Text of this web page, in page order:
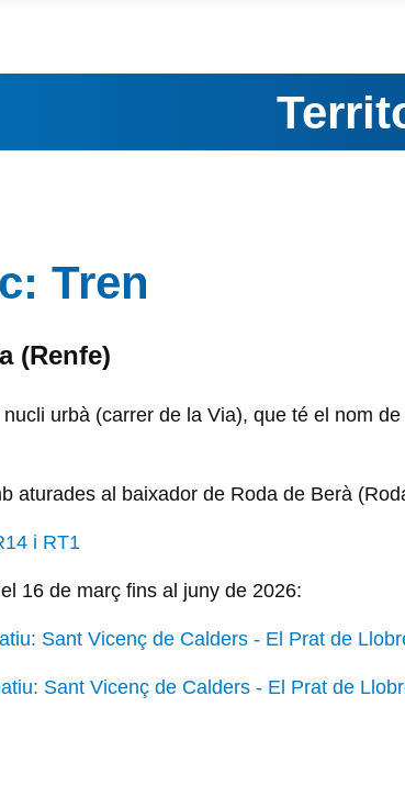
Tren
(Renfe)
urbà (carrer de la Via), que té el nom
aturades al baixador de Roda de Berà
i RT1
16 de març fins al juny de 2026:
Sant Vicenç de Calders - El Prat de
Sant Vicenç de Calders - El Prat de